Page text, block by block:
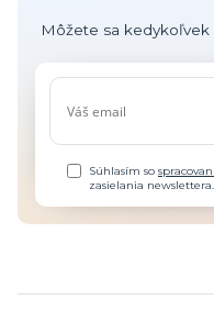
Môžete sa kedykoľvek
Súhlasím so
zasielania newslettera.